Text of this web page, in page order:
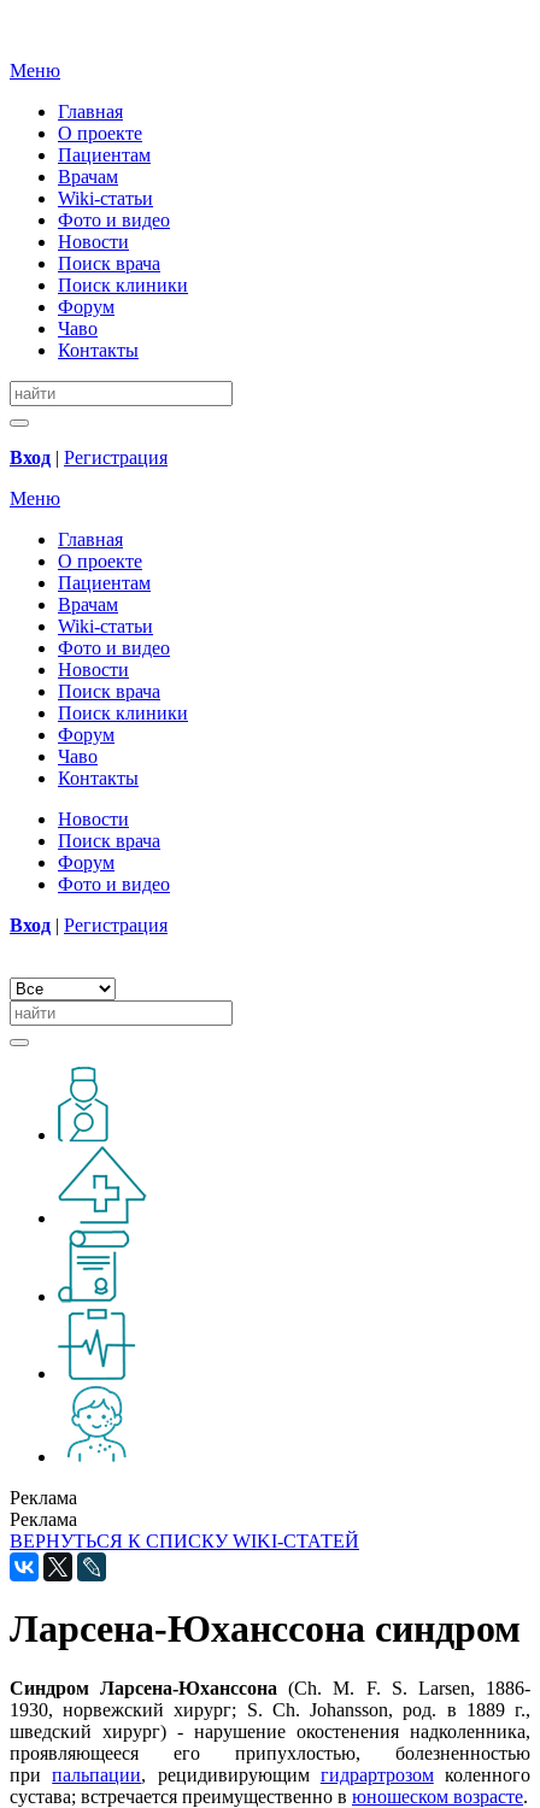
Меню
Главная
О проекте
Пациентам
Врачам
Wiki-статьи
Фото и видео
Новости
Поиск врача
Поиск клиники
Форум
Чаво
Контакты
Вход | Регистрация
Меню
Главная
О проекте
Пациентам
Врачам
Wiki-статьи
Фото и видео
Новости
Поиск врача
Поиск клиники
Форум
Чаво
Контакты
Новости
Поиск врача
Форум
Фото и видео
Вход | Регистрация
Реклама
Реклама
ВЕРНУТЬСЯ К СПИСКУ WIKI-СТАТЕЙ
Ларсена-Юханссона синдром
Синдром Ларсена-Юханссона(Ch. М. F. S. Larsen, 1886-
1930, норвежский хирург; S. Ch. Johansson, род. в 1889 г.,
шведский хирург) - нарушение окостенения надколенника,
проявляющееся его припухлостью, болезненностью
припальпации, рецидивирующим гидрартрозомколенного
сустава; встречается преимущественно в юношеском возрасте.